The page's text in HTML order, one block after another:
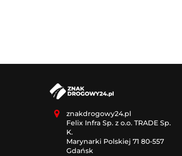
znakdrogowy24.pl
Felix Infra Sp. z o.o. TRADE Sp.
K.
Marynarki Polskiej 71 80-557
Gdańsk